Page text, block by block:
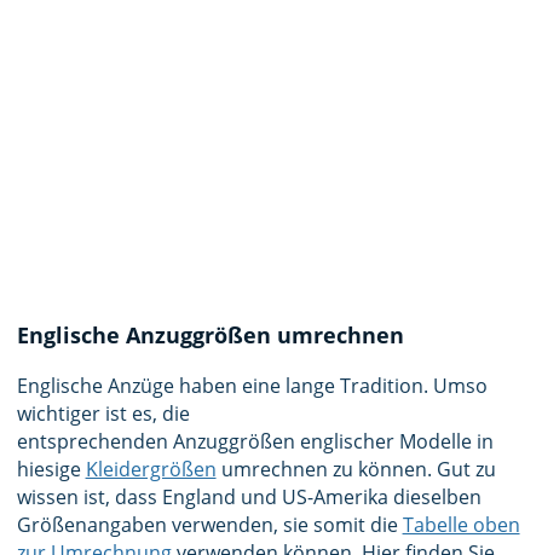
Englische Anzuggrößen umrechnen
Englische Anzüge haben eine lange Tradition. Umso
wichtiger ist es, die
entsprechenden Anzuggrößen englischer Modelle in
hiesige Kleidergrößen umrechnen zu können. Gut zu
wissen ist, dass England und US-Amerika dieselben
Größenangaben verwenden, sie somit dieTabelle oben